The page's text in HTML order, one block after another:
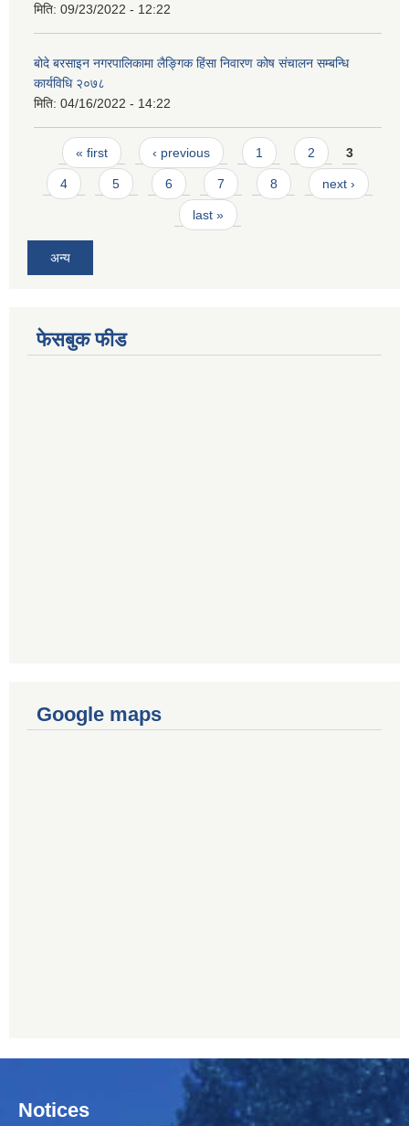
मिति: 09/23/2022 - 12:22
बोदे बरसाइन नगरपालिकामा लैङ्गिक हिंसा निवारण कोष संचालन सम्बन्धि
कार्यविधि २०७८
मिति: 04/16/2022 - 14:22
Pages
« first ‹ previous 1 2 3
4 5 6 7 8 next ›
last »
अन्य
फेसबुक फीड
Google maps
Notices